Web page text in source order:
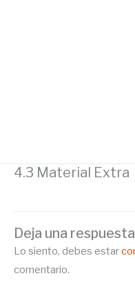
4.3 Material Extra
Deja una respuesta
Lo siento, debes estar
comentario.